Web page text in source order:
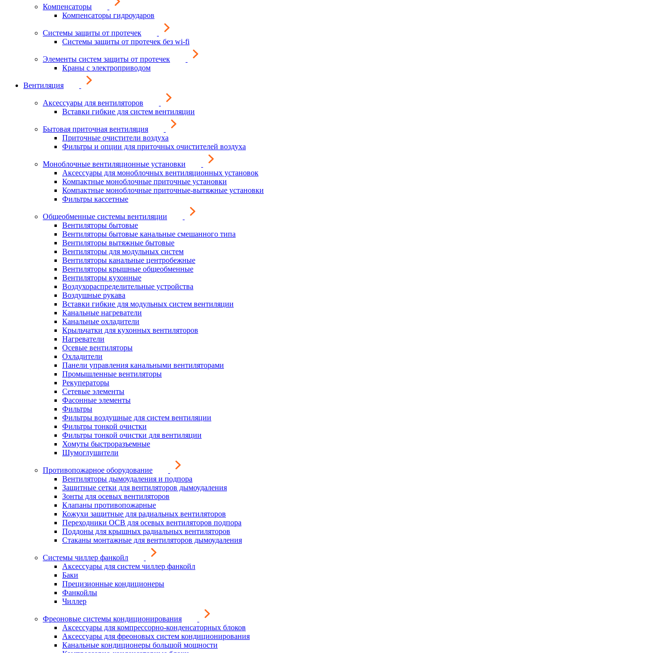
Компенсаторы
Компенсаторы гидроударов
Системы защиты от протечек
Системы защиты от протечек без wi-fi
Элементы систем защиты от протечек
Краны с электроприводом
Вентиляция
Аксессуары для вентиляторов
Вставки гибкие для систем вентиляции
Бытовая приточная вентиляция
Приточные очистители воздуха
Фильтры и опции для приточных очистителей воздуха
Моноблочные вентиляционные установки
Аксессуары для моноблочных вентиляционных установок
Компактные моноблочные приточные установки
Компактные моноблочные приточные-вытяжные установки
Фильтры кассетные
Общеобменные системы вентиляции
Вентиляторы бытовые
Вентиляторы бытовые канальные смешанного типа
Вентиляторы вытяжные бытовые
Вентиляторы для модульных систем
Вентиляторы канальные центробежные
Вентиляторы крышные общеобменные
Вентиляторы кухонные
Воздухораспределительные устройства
Воздушные рукава
Вставки гибкие для модульных систем вентиляции
Канальные нагреватели
Канальные охладители
Крыльчатки для кухонных вентиляторов
Нагреватели
Осевые вентиляторы
Охладители
Панели управления канальными вентиляторами
Промышленные вентиляторы
Рекуператоры
Сетевые элементы
Фасонные элементы
Фильтры
Фильтры воздушные для систем вентиляции
Фильтры тонкой очистки
Фильтры тонкой очистки для вентиляции
Хомуты быстроразъемные
Шумоглушители
Противопожарное оборудование
Вентиляторы дымоудаления и подпора
Защитные сетки для вентиляторов дымоудаления
Зонты для осевых вентиляторов
Клапаны противопожарные
Кожухи защитные для радиальных вентиляторов
Переходники ОСВ для осевых вентиляторов подпора
Поддоны для крышных радиальных вентиляторов
Стаканы монтажные для вентиляторов дымоудаления
Системы чиллер фанкойл
Аксессуары для систем чиллер фанкойл
Баки
Прецизионные кондиционеры
Фанкойлы
Чиллер
Фреоновые системы кондиционирования
Аксессуары для компрессорно-конденсаторных блоков
Аксессуары для фреоновых систем кондиционирования
Канальные кондиционеры большой мощности